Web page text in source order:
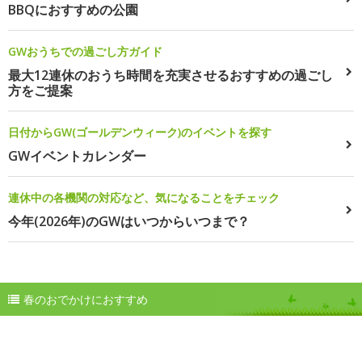
BBQにおすすめの公園
GWおうちでの過ごし方ガイド
最大12連休のおうち時間を充実させるおすすめの過ごし
方をご提案
日付からGW(ゴールデンウィーク)のイベントを探す
GWイベントカレンダー
連休中の各機関の対応など、気になることをチェック
今年(2026年)のGWはいつからいつまで？
春のおでかけにおすすめ